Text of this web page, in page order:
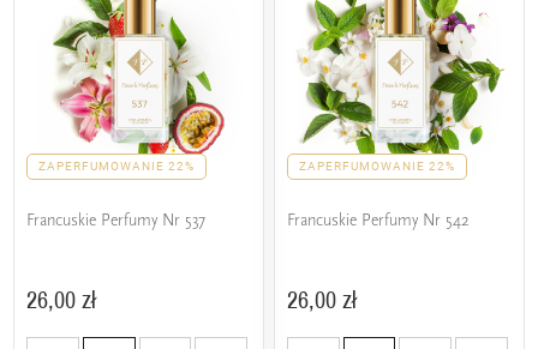
ZAPERFUMOWANIE 22%
Francuskie Perfumy Nr 537
26,00 zł
ZAPERFUMOWANIE 22%
Francuskie Perfumy Nr 542
26,00 zł